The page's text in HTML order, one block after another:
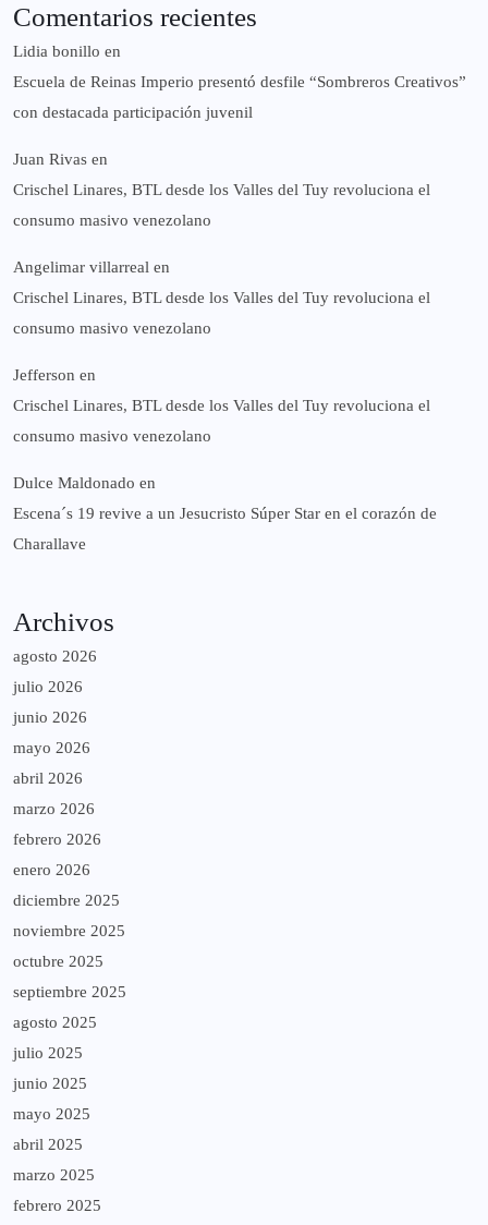
Comentarios recientes
Lidia bonillo en
Escuela de Reinas Imperio presentó desfile “Sombreros Creativos”
con destacada participación juvenil
Juan Rivas en
Crischel Linares, BTL desde los Valles del Tuy revoluciona el
consumo masivo venezolano
Angelimar villarreal en
Crischel Linares, BTL desde los Valles del Tuy revoluciona el
consumo masivo venezolano
Jefferson en
Crischel Linares, BTL desde los Valles del Tuy revoluciona el
consumo masivo venezolano
Dulce Maldonado en
Escena´s 19 revive a un Jesucristo Súper Star en el corazón de
Charallave
Archivos
agosto 2026
julio 2026
junio 2026
mayo 2026
abril 2026
marzo 2026
febrero 2026
enero 2026
diciembre 2025
noviembre 2025
octubre 2025
septiembre 2025
agosto 2025
julio 2025
junio 2025
mayo 2025
abril 2025
marzo 2025
febrero 2025